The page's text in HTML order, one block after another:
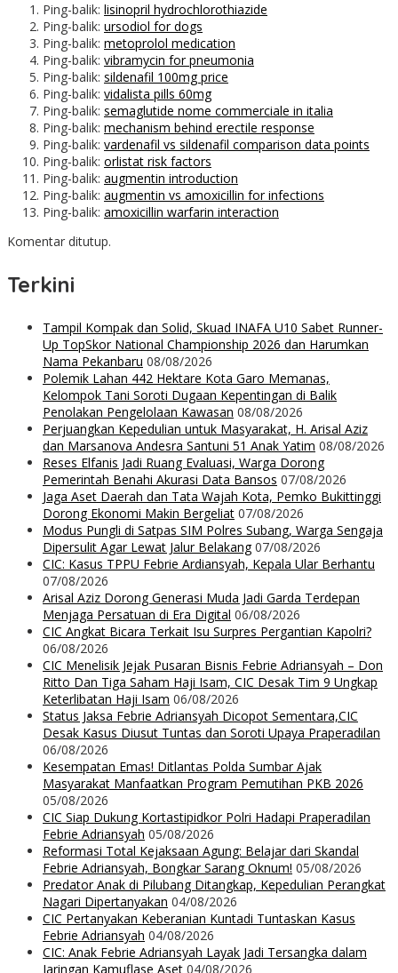
Ping-balik: lisinopril hydrochlorothiazide
Ping-balik: ursodiol for dogs
Ping-balik: metoprolol medication
Ping-balik: vibramycin for pneumonia
Ping-balik: sildenafil 100mg price
Ping-balik: vidalista pills 60mg
Ping-balik: semaglutide nome commerciale in italia
Ping-balik: mechanism behind erectile response
Ping-balik: vardenafil vs sildenafil comparison data points
Ping-balik: orlistat risk factors
Ping-balik: augmentin introduction
Ping-balik: augmentin vs amoxicillin for infections
Ping-balik: amoxicillin warfarin interaction
Komentar ditutup.
Terkini
Tampil Kompak dan Solid, Skuad INAFA U10 Sabet Runner-
Up TopSkor National Championship 2026 dan Harumkan
Nama Pekanbaru 08/08/2026
Polemik Lahan 442 Hektare Kota Garo Memanas,
Kelompok Tani Soroti Dugaan Kepentingan di Balik
Penolakan Pengelolaan Kawasan 08/08/2026
Perjuangkan Kepedulian untuk Masyarakat, H. Arisal Aziz
dan Marsanova Andesra Santuni 51 Anak Yatim 08/08/2026
Reses Elfanis Jadi Ruang Evaluasi, Warga Dorong
Pemerintah Benahi Akurasi Data Bansos 07/08/2026
Jaga Aset Daerah dan Tata Wajah Kota, Pemko Bukittinggi
Dorong Ekonomi Makin Bergeliat 07/08/2026
Modus Pungli di Satpas SIM Polres Subang, Warga Sengaja
Dipersulit Agar Lewat Jalur Belakang 07/08/2026
CIC: Kasus TPPU Febrie Ardiansyah, Kepala Ular Berhantu
07/08/2026
Arisal Aziz Dorong Generasi Muda Jadi Garda Terdepan
Menjaga Persatuan di Era Digital 06/08/2026
CIC Angkat Bicara Terkait Isu Surpres Pergantian Kapolri?
06/08/2026
CIC Menelisik Jejak Pusaran Bisnis Febrie Adriansyah – Don
Ritto Dan Tiga Saham Haji Isam, CIC Desak Tim 9 Ungkap
Keterlibatan Haji Isam 06/08/2026
Status Jaksa Febrie Adriansyah Dicopot Sementara,CIC
Desak Kasus Diusut Tuntas dan Soroti Upaya Praperadilan
06/08/2026
Kesempatan Emas! Ditlantas Polda Sumbar Ajak
Masyarakat Manfaatkan Program Pemutihan PKB 2026
05/08/2026
CIC Siap Dukung Kortastipidkor Polri Hadapi Praperadilan
Febrie Adriansyah 05/08/2026
Reformasi Total Kejaksaan Agung: Belajar dari Skandal
Febrie Adriansyah, Bongkar Sarang Oknum! 05/08/2026
Predator Anak di Pilubang Ditangkap, Kepedulian Perangkat
Nagari Dipertanyakan 04/08/2026
CIC Pertanyakan Keberanian Kuntadi Tuntaskan Kasus
Febrie Adriansyah 04/08/2026
CIC: Anak Febrie Adriansyah Layak Jadi Tersangka dalam
Jaringan Kamuflase Aset 04/08/2026